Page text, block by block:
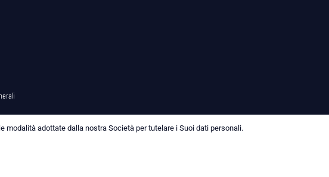
modalità adottate dalla nostra Società per tutelare i Suoi dati personali.